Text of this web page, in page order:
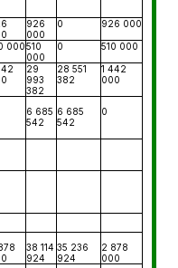
926
000
0 926 000
000510
000
0 510 000
29
993
382
28 551
382
1 442
000
6 685
542
6 685
542
0
38 114
924
35 236
924
2 878
000